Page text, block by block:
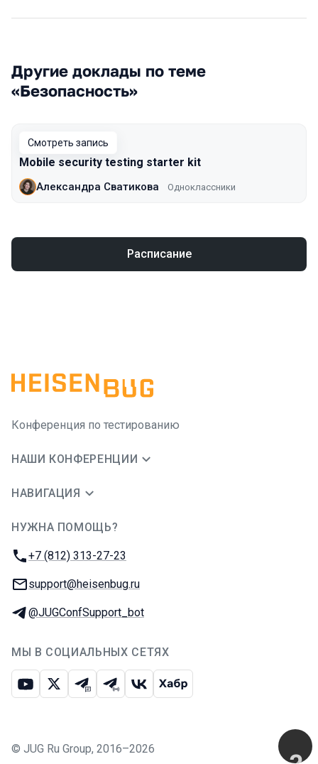
Другие доклады по теме
«Безопасность»
Смотреть запись
Mobile security testing starter kit
Александра Сватикова Одноклассники
Расписание
Конференция по тестированию
НАШИ КОНФЕРЕНЦИИ
НАВИГАЦИЯ
НУЖНА ПОМОЩЬ?
Телефон:
+7 (812) 313-27-23
E-mail:
support@heisenbug.ru
Телеграм:
@JUGConfSupport_bot
МЫ В СОЦИАЛЬНЫХ СЕТЯХ
ЮтубИкс Телеграм-чат
Телеграм-канал
ВКонтакте
Хабр
© JUG Ru Group, 2016–2026